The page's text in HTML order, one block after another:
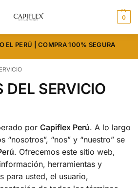
0
EL PERÚ | COMPRA 100% SEGURA
DEL SERVICIO
por Capiflex Perú. A lo largo
“nosotros”, “nos” y “nuestro” se
. Ofrecemos este sitio web,
herramientas y
para usted, el usuario,